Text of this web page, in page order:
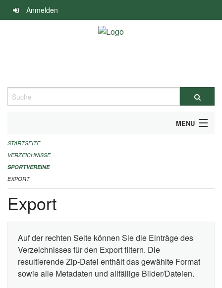
Navigation
überspringen
Anmelden
Suche
MENU
ALLGEMEINE INFORMATIONEN
FINANZIELLE UNTERSTÜTZUNG BENÖTIGT?
KONTAKT
STARTSEITE
VERZEICHNISSE
SPORTVEREINE
EXPORT
Export
Auf der rechten Seite können Sie die Einträge des
Verzeichnisses für den Export filtern. Die
resultierende Zip-Datei enthält das gewählte Format
sowie alle Metadaten und allfällige Bilder/Dateien.